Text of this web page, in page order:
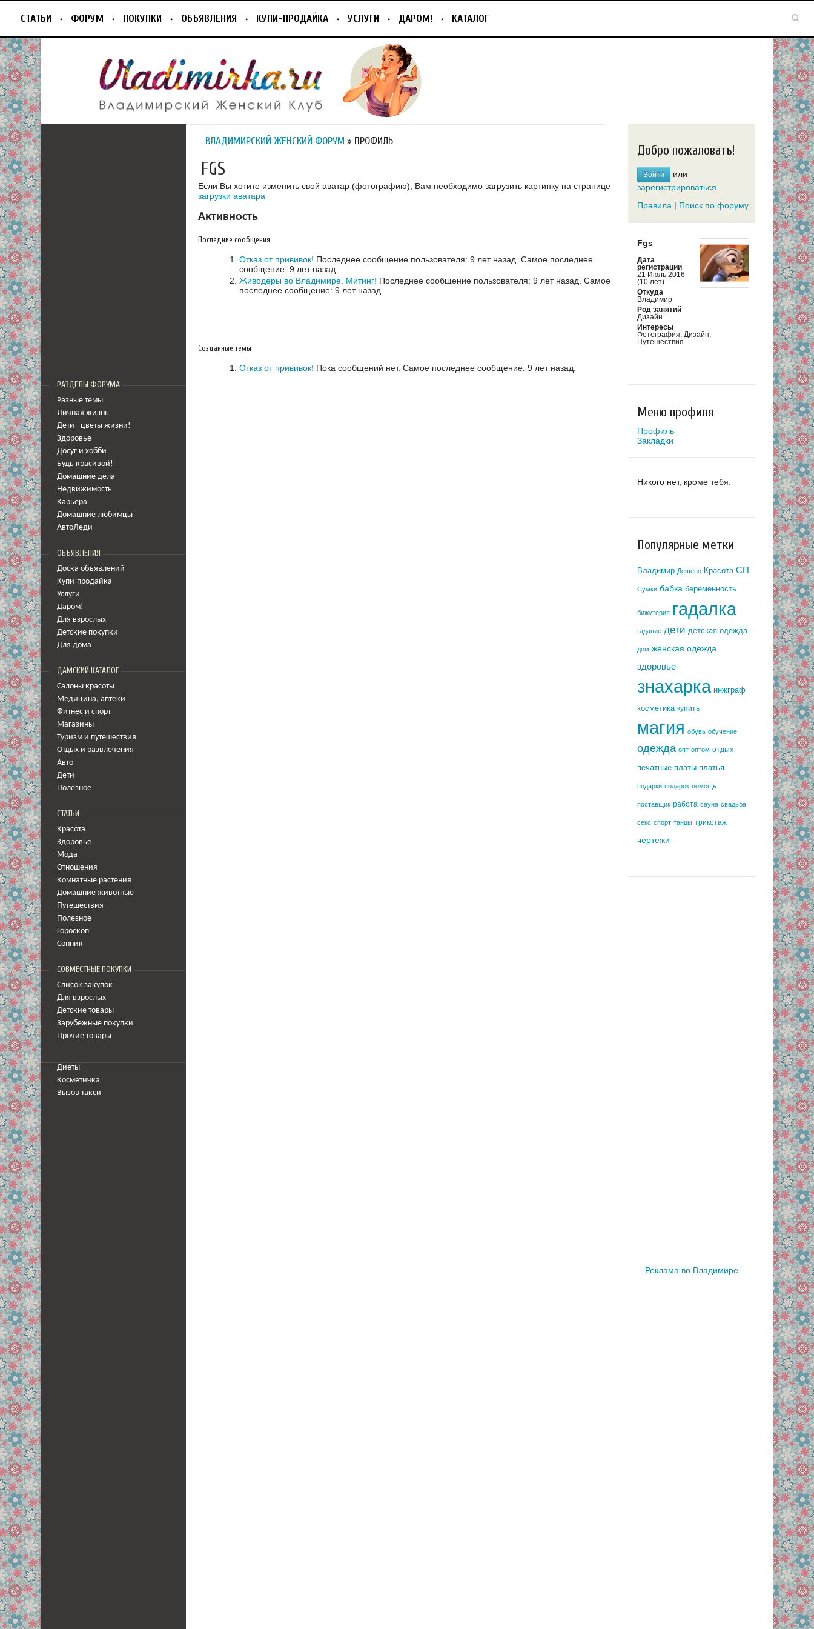
СТАТЬИ ФОРУМ ПОКУПКИ ОБЪЯВЛЕНИЯ КУПИ-ПРОДАЙКА УСЛУГИ ДАРОМ! КАТАЛОГ
РАЗДЕЛЫ ФОРУМА
Разные темы
Личная жизнь
Дети - цветы жизни!
Здоровье
Досуг и хобби
Будь красивой!
Домашние дела
Недвижимость
Карьера
Домашние любимцы
АвтоЛеди
ОБЪЯВЛЕНИЯ
Доска объявлений
Купи-продайка
Услуги
Даром!
Для взрослых
Детские покупки
Для дома
ДАМСКИЙ КАТАЛОГ
Салоны красоты
Медицина, аптеки
Фитнес и спорт
Магазины
Туризм и путешествия
Отдых и развлечения
Авто
Дети
Полезное
СТАТЬИ
Красота
Здоровье
Мода
Отношения
Комнатные растения
Домашние животные
Путешествия
Полезное
Гороскоп
Сонник
СОВМЕСТНЫЕ ПОКУПКИ
Список закупок
Для взрослых
Детские товары
Зарубежные покупки
Прочие товары
Диеты
Косметичка
Вызов такси
ВЛАДИМИРСКИЙ ЖЕНСКИЙ ФОРУМ » ПРОФИЛЬ
FGS
Если Вы хотите изменить свой аватар (фотографию), Вам необходимо загрузить картинку на странице
загрузки аватара
Активность
Последние сообщения
Отказ от прививок! Последнее сообщение пользователя: 9 лет назад. Самое последнее
сообщение: 9 лет назад
Живодеры во Владимире. Митинг! Последнее сообщение пользователя: 9 лет назад. Самое
последнее сообщение: 9 лет назад
Созданные темы
Отказ от прививок! Пока сообщений нет. Самое последнее сообщение: 9 лет назад.
Добро пожаловать!
Войти
или
зарегистрироваться
Правила | Поиск по форуму
Fgs
Дата
регистрации
21 Июль 2016
(10 лет)
Откуда
Владимир
Род занятий
Дизайн
Интересы
Фотография, Дизайн,
Путешествия
Меню профиля
Профиль
Закладки
Никого нет, кроме тебя.
Популярные метки
Владимир Дешево Красота СП
Сумки бабка беременность
бижутерия гадалка
гадание дети детская одежда
дом женская одежда
здоровье
знахарка инжграф
косметика купить
магия обувь обучение
одежда опт оптом отдых
печатные платы платья
подарки подарок помощь
поставщик работа сауна свадьба
секс спорт танцы трикотаж
чертежи
Реклама во Владимире